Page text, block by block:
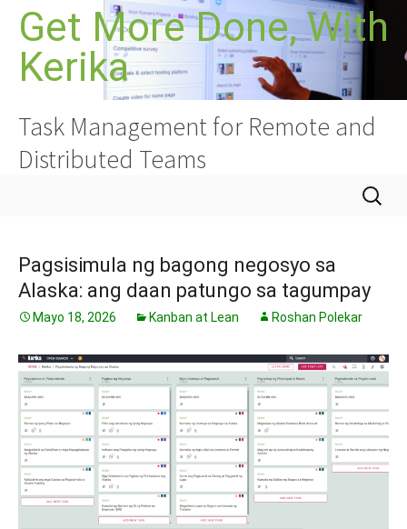
Lumaktaw
nilalaman
Get More Done, With
Kerika
Task Management for Remote and
Distributed Teams
Hanapin
ang:
Pagsisimula ng bagong negosyo sa
Alaska: ang daan patungo sa tagumpay
Mayo 18, 2026 Kanban at Lean Roshan Polekar